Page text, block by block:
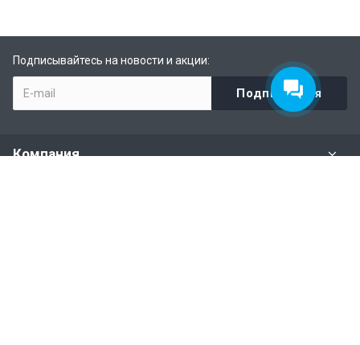
Подписывайтесь на новости и акции:
Компания